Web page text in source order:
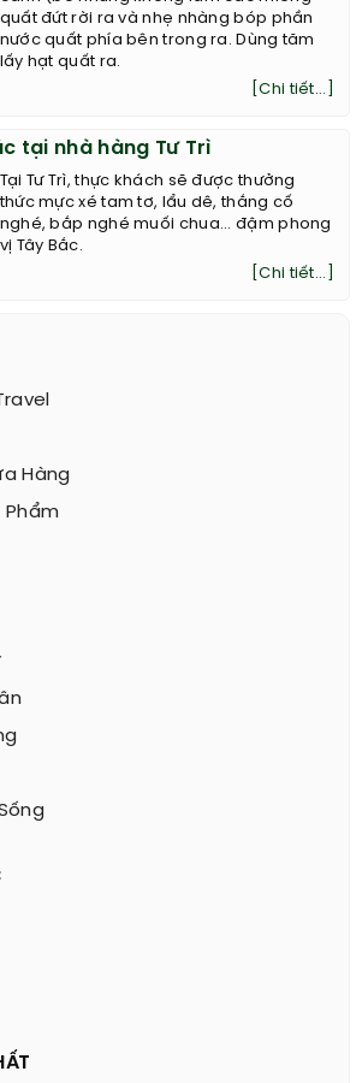
quất đứt rời ra và nhẹ nhàng bóp phần
nước quất phía bên trong ra. Dùng tăm
lấy hạt quất ra.
[Chi tiết...]
tại nhà hàng Tư Trì
Tại Tư Trì, thực khách sẽ được thưởng
thức mực xé tam tơ, lẩu dê, thắng cố
nghé, bắp nghé muối chua... đậm phong
vị Tây Bắc.
[Chi tiết...]
Hàng
Phẩm